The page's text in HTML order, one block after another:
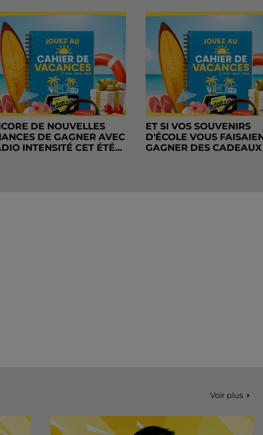
DE NOUVELLES
DE GAGNER AVEC
INTENSITÉ CET ÉTÉ...
ET SI VOS SOUVENIRS
D'ÉCOLE VOUS
GAGNER DES
Voir plus